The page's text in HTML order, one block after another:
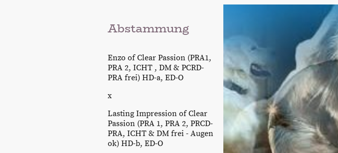
Abstammung
Enzo of Clear Passion (PRA1,
PRA 2, ICHT , DM & PCRD-
PRA frei) HD-a, ED-O
x
Lasting Impression of Clear
Passion (PRA 1, PRA 2, PRCD-
PRA, ICHT & DM frei - Augen
ok) HD-b, ED-O